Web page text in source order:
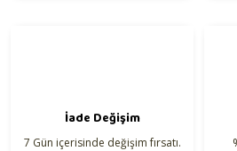
İade Değişim
7 Gün içerisinde değişim fırsatı.